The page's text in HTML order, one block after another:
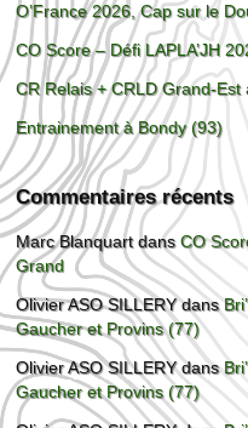
O’France 2026, Cap sur le
CO Score – Défi LAPLA’JH
CR Relais + CRLD Grand-Est
Entrainement à Bondy (93)
Commentaires récents
Marc BlanquartdansCO
Grand
Olivier ASO SILLERYdans
Gaucher et Provins (77)
Olivier ASO SILLERYdans
Gaucher et Provins (77)